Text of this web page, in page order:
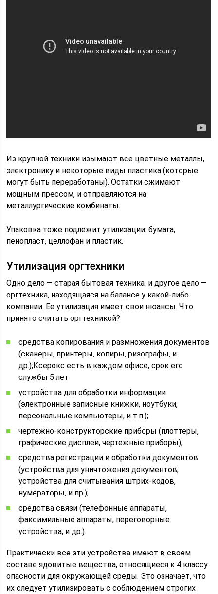
Из крупной техники изымают все цветные металлы,
электронику и некоторые виды пластика (которые
могут быть переработаны). Остатки сжимают
мощным прессом, и отправляются на
металлургические комбинаты.
Упаковка тоже подлежит утилизации: бумага,
пенопласт, целлофан и пластик.
Утилизация оргтехники
Одно дело — старая бытовая техника, и другое дело —
оргтехника, находящаяся на балансе у какой-либо
компании. Ее утилизация имеет свои нюансы. Что
принято считать оргтехникой?
средства копирования и размножения документов
(сканеры, принтеры, копиры, ризографы, и
др.);Ксерокс есть в каждом офисе, срок его
службы 5 лет
устройства для обработки информации
(электронные записные книжки, ноутбуки,
персональные компьютеры, и т.п.);
чертежно-конструкторские приборы (плоттеры,
графические дисплеи, чертежные приборы);
средства регистрации и обработки документов
(устройства для уничтожения документов,
устройства для считывания штрих-кодов,
нумераторы, и пр.);
средства связи (телефонные аппараты,
факсимильные аппараты, переговорные
устройства, и др.).
Практически все эти устройства имеют в своем
составе ядовитые вещества, относящиеся к 4 классу
опасности для окружающей среды. Это означает, что
их следует утилизировать с соблюдением строгих